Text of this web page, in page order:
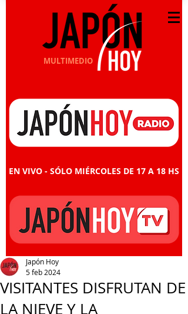
MULTIMEDIO
EN VIVO - SÓLO MIÉRCOLES DE 17 A 18 HS
VISITANTES DISFRUTAN DE
LA NIEVE Y LA
Japón Hoy
5 feb 2024